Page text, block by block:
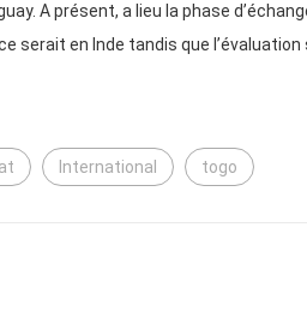
A présent, a lieu la phase
serait en Inde tandis que l’évaluation
International togo